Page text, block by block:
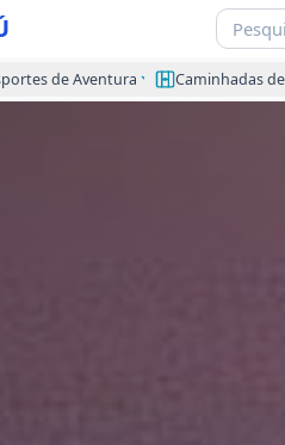
de Aventura Caminhadas